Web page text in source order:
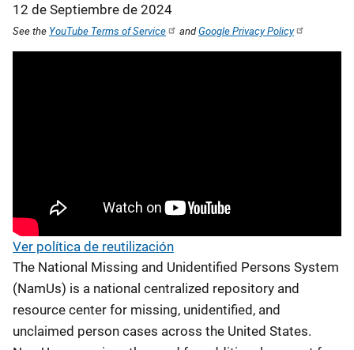
12 de Septiembre de 2024
See the YouTube Terms of Service andGoogle Privacy Policy
Ver política de reutilización
The National Missing and Unidentified Persons System
(NamUs) is a national centralized repository and
resource center for missing, unidentified, and
unclaimed person cases across the United States.